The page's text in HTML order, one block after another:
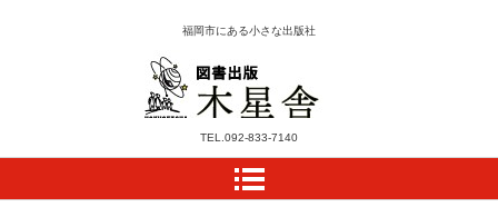
木星舎ホームページ
福岡市にある小さな出版社
TEL. 092-833-7140